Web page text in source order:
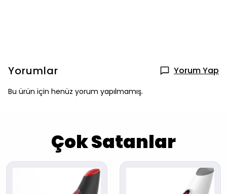
Yorumlar Yorum Yap
Bu ürün için henüz yorum yapılmamış.
Çok Satanlar